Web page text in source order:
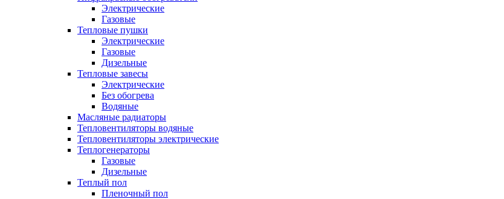
Электрические
Газовые
Тепловые пушки
Электрические
Газовые
Дизельные
Тепловые завесы
Электрические
Без обогрева
Водяные
Масляные радиаторы
Тепловентиляторы водяные
Тепловентиляторы электрические
Теплогенераторы
Газовые
Дизельные
Теплый пол
Пленочный пол